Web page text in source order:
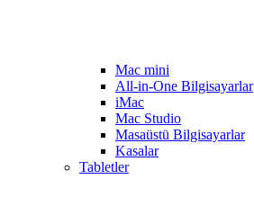
Mac mini
All-in-One Bilgisayarlar
iMac
Mac Studio
Masaüstü Bilgisayarlar
Kasalar
Tabletler